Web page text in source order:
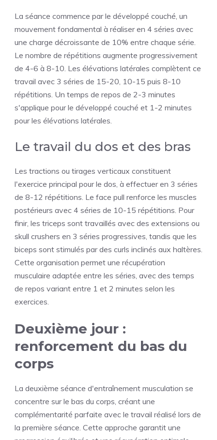
La séance commence par le développé couché, un
mouvement fondamental à réaliser en 4 séries avec
une charge décroissante de 10% entre chaque série.
Le nombre de répétitions augmente progressivement
de 4-6 à 8-10. Les élévations latérales complètent ce
travail avec 3 séries de 15-20, 10-15 puis 8-10
répétitions. Un temps de repos de 2-3 minutes
s'applique pour le développé couché et 1-2 minutes
pour les élévations latérales.
Le travail du dos et des bras
Les tractions ou tirages verticaux constituent
l'exercice principal pour le dos, à effectuer en 3 séries
de 8-12 répétitions. Le face pull renforce les muscles
postérieurs avec 4 séries de 10-15 répétitions. Pour
finir, les triceps sont travaillés avec des extensions ou
skull crushers en 3 séries progressives, tandis que les
biceps sont stimulés par des curls inclinés aux haltères.
Cette organisation permet une récupération
musculaire adaptée entre les séries, avec des temps
de repos variant entre 1 et 2 minutes selon les
exercices.
Deuxième jour :
renforcement du bas du
corps
La deuxième séance d'entraînement musculation se
concentre sur le bas du corps, créant une
complémentarité parfaite avec le travail réalisé lors de
la première séance. Cette approche garantit une